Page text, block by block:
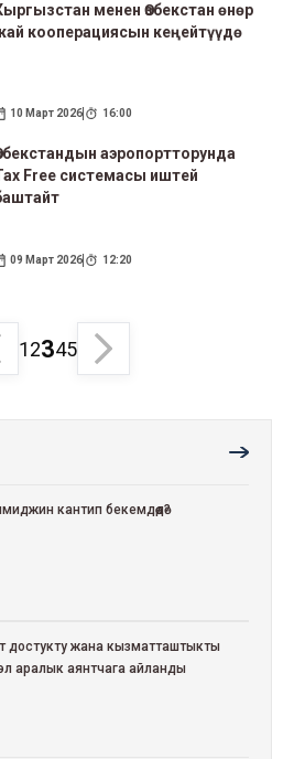
менен Өзбекстан өнөр
кооперациясын кеңейтүүдө
10 Март 2026 16:00
аэропортторунда
Free системасы иштей
09 Март 2026 12:20
12345
кантип бекемдөөдө?
достукту жана кызматташтыкты
аралык аянтчага айланды